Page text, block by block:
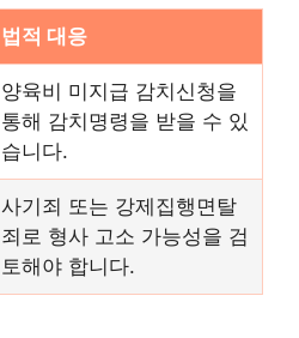
법적 대응
양육비 미지급 감치신청을
통해 감치명령을 받을 수 있
습니다.
사기죄 또는 강제집행면탈
죄로 형사 고소 가능성을 검
토해야 합니다.